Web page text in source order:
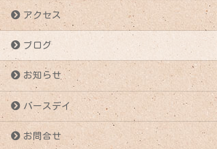
アクセス
ブログ
お知らせ
バースデイ
お問合せ